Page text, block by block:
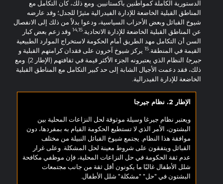
الدستورية الكاملة كمواطنين باكستانيين. ومع ذلك، كان التكامل مع
المناطق القبلية الخاضعة للإدارة الفيدرالية مثيرًا للجدل؛ وقد عارضه
شيوخ القبائل وبعض الأحزاب السياسية، ودعوا بدلاً من ذلك إلى الانفصال
عن المناطق القبلية الخاضعة للإدارة الاتحادية.14,15 وقد زعم بعض كبار
السن أن التكامل مهد الطريق أمام الحكومة لاستخراج الموارد الطبيعية
القيمة في المنطقة. 15يركز شيوخ آخرون على فقدان كرامتهم القبلية و
جيرجا
النظام الذي يعتبرونه الجزء الأكثر قيمة في ثقافتهم (الإطار 2). ومع
ذلك، فقد دعمت الأجيال الشابة إلى حد كبير التكامل مع المناطق القبلية
الخاضعة للإدارة الفيدرالية.
الإطار 2. نظام جيرجا
ويعتبر نظام جيرغا وسيلة موثوقة لحل النزاعات المحلية بين
البشتون، الأمر الذي لا تستطيع الحكومة القيام به بمفردها، دون
موافقة هذا النظام. يجتمع شيوخ القبائل النبيلة من مختلف
القبائل ويتفقون على شروط معينة لحل المشكلة. وعلى غرار
عدم ثقة الحكومة في حل النزاعات المحلية، فإن موظفي مكافحة
شلل الأطفال غالبًا ما يكونون أقل ثقة من جانب مجتمعات
البشتون في "حل" "مشكلة" شلل الأطفال.